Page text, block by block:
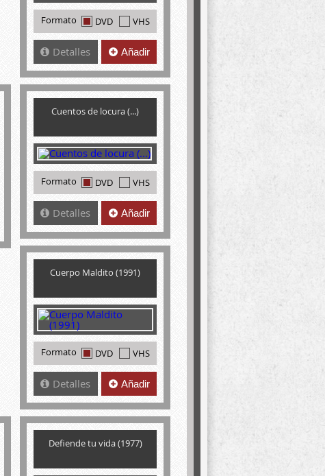
Formato DVD VHS
Detalles Añadir
Cuentos de locura (...)
Formato DVD VHS
Detalles Añadir
Cuerpo Maldito (1991)
Formato DVD VHS
Detalles Añadir
Defiende tu vida (1977)